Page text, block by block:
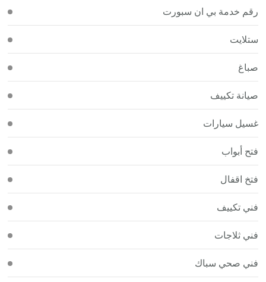
رقم خدمة بي ان سبورت
ستلايت
صباغ
صيانة تكييف
غسيل سيارات
فتح أبواب
فتخ اقفال
فني تكييف
فني ثلاجات
فني صحي سباك